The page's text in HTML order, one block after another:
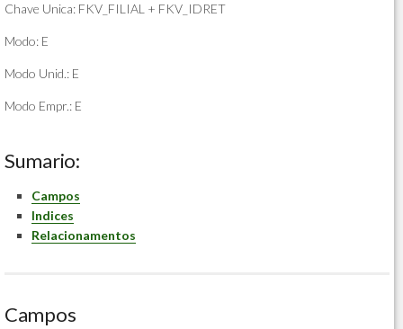
Chave Unica: FKV_FILIAL + FKV_IDRET
Modo: E
Modo Unid.: E
Modo Empr.: E
Sumario:
Campos
Indices
Relacionamentos
Campos